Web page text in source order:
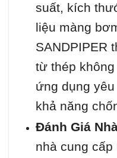
suất, kích
liệu màng
SANDPIPER
từ thép
ứng dụng
khả năng
Đánh Giá
nhà cung